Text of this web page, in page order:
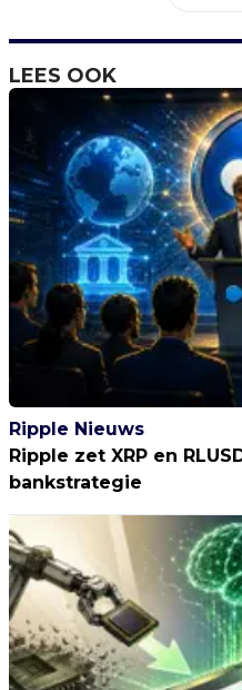
LEES OOK
Ripple Nieuws
Ripple zet XRP en
bankstrategie